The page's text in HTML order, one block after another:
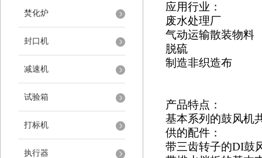
焚化炉
封口机
减速机
试验箱
打标机
执行器
应用行业：
废水处理厂
气动运输散装物料
脱硫
制造非织造布
产品特点：
基本系列的鼓风机
供的配件：
带三齿转子的DI鼓